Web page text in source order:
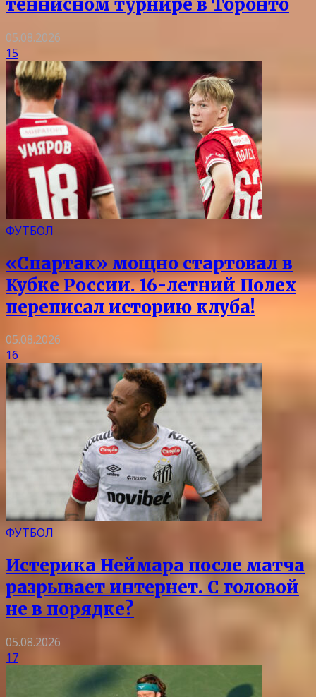
теннисном турнире в Торонто
05.08.2026
15
ФУТБОЛ
«Спартак» мощно стартовал в
Кубке России. 16-летний Полех
переписал историю клуба!
05.08.2026
16
ФУТБОЛ
Истерика Неймара после матча
разрывает интернет. С головой
не в порядке?
05.08.2026
17